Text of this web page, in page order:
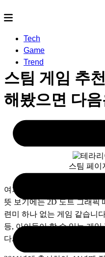
Tech
Game
Trend
스팀 게임 추
해봤으면 다
스팀 페이
여기, 최근에 발견한 굉장히
뜻 보기에는 2D 도트 그래픽
련미 하나 없는 게임 같습니
등, 아이들이 할 수 있는 게임
다. 도대체 정체가 뭘까요?